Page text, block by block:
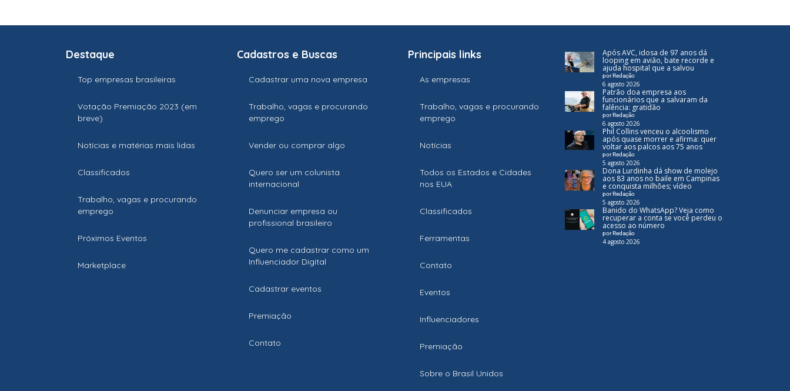
Destaque
Top empresas brasileiras
Votação Premiação 2023 (em
breve)
Notícias e matérias mais lidas
Classificados
Trabalho, vagas e procurando
emprego
Próximos Eventos
Marketplace
Cadastros e Buscas
Cadastrar uma nova empresa
Trabalho, vagas e procurando
emprego
Vender ou comprar algo
Quero ser um colunista
internacional
Denunciar empresa ou
profissional brasileiro
Quero me cadastrar como um
Influenciador Digital
Cadastrar eventos
Premiação
Contato
Principais links
As empresas
Trabalho, vagas e procurando
emprego
Notícias
Todos os Estados e Cidades
nos EUA
Classificados
Ferramentas
Contato
Eventos
Influenciadores
Premiação
Sobre o Brasil Unidos
Após AVC, idosa de 97 anos dá
looping em avião, bate recorde e
ajuda hospital que a salvou
por Redação
6 agosto 2026
Patrão doa empresa aos
funcionários que a salvaram da
falência: gratidão
por Redação
6 agosto 2026
Phil Collins venceu o alcoolismo
após quase morrer e afirma: quer
voltar aos palcos aos 75 anos
por Redação
5 agosto 2026
Dona Lurdinha dá show de molejo
aos 83 anos no baile em Campinas
e conquista milhões; vídeo
por Redação
5 agosto 2026
Banido do WhatsApp? Veja como
recuperar a conta se você perdeu o
acesso ao número
por Redação
4 agosto 2026